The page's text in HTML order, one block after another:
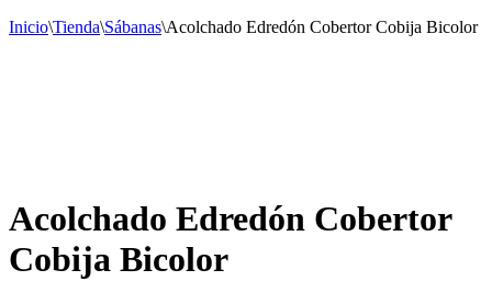
Inicio\Tienda\Sábanas\Acolchado Edredón Cobertor Cobija Bicolor
Acolchado Edredón Cobertor
Cobija Bicolor